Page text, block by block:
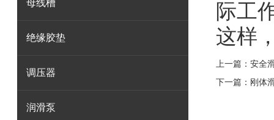
母线槽
绝缘胶垫
调压器
润滑泵
际工
这样
上一篇： 安全
下一篇： 刚体